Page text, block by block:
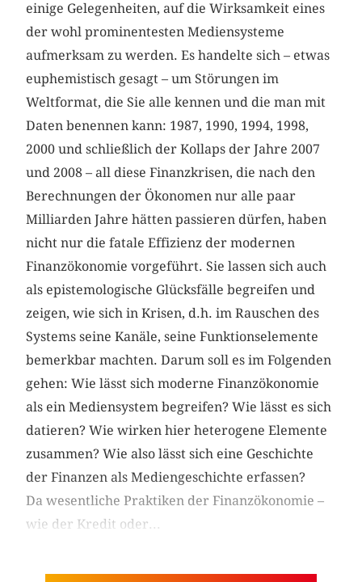
einige Gelegenheiten, auf die Wirksamkeit eines
der wohl prominentesten Mediensysteme
aufmerksam zu werden. Es handelte sich – etwas
euphemistisch gesagt – um Störungen im
Weltformat, die Sie alle kennen und die man mit
Daten benennen kann: 1987, 1990, 1994, 1998,
2000 und schließlich der Kollaps der Jahre 2007
und 2008 – all diese Finanzkrisen, die nach den
Berechnungen der Ökonomen nur alle paar
Milliarden Jahre hätten passieren dürfen, haben
nicht nur die fatale Effizienz der modernen
Finanzökonomie vorgeführt. Sie lassen sich auch
als epistemologische Glücksfälle begreifen und
zeigen, wie sich in Krisen, d.h. im Rauschen des
Systems seine Kanäle, seine Funktionselemente
bemerkbar machten. Darum soll es im Folgenden
gehen: Wie lässt sich moderne Finanzökonomie
als ein Mediensystem begreifen? Wie lässt es sich
datieren? Wie wirken hier heterogene Elemente
zusammen? Wie also lässt sich eine Geschichte
der Finanzen als Mediengeschichte erfassen?
Da wesentliche Praktiken der Finanzökonomie –
wie der Kredit oder...